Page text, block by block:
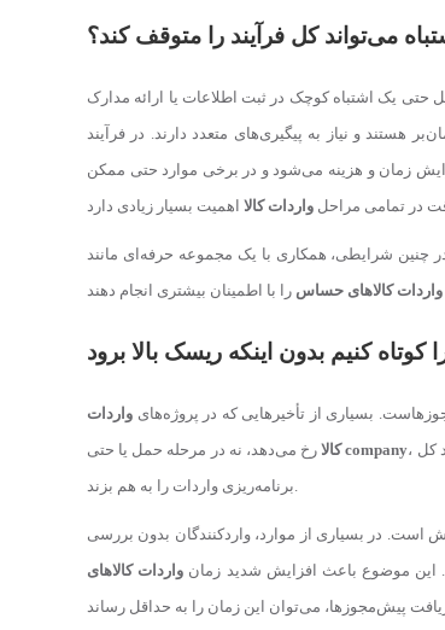
می‌تواند کل فرآیند را متوقف کند؟
حتی یک اشتباه کوچک در ثبت اطلاعات یا ارائه مدارک
زمان و هزینه می‌شود و در برخی موارد حتی ممکن
در تمامی مراحل واردات کالا
واردات کالاهای حساس
کنیم بدون اینکه ریسک بالا برود
بسیاری از تأخیرهایی که در پروژه‌های واردات
کالارخ می‌دهد، نه در مرحله حمل یا حتیcompany، بلکه دقیقاً در فرآیند دریافت مجوزها اتفاق می‌افتد. این مرحله اگر به‌درستی مدیریت نشود، می‌تواند کل
برنامه‌ریزی واردات را به هم بزند.
در بسیاری از موارد، واردکنندگان بدون بررسی
این موضوع باعث افزایش شدید زمان واردات کالاهای